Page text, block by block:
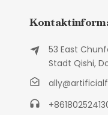
53 East
Stadt Qishi,